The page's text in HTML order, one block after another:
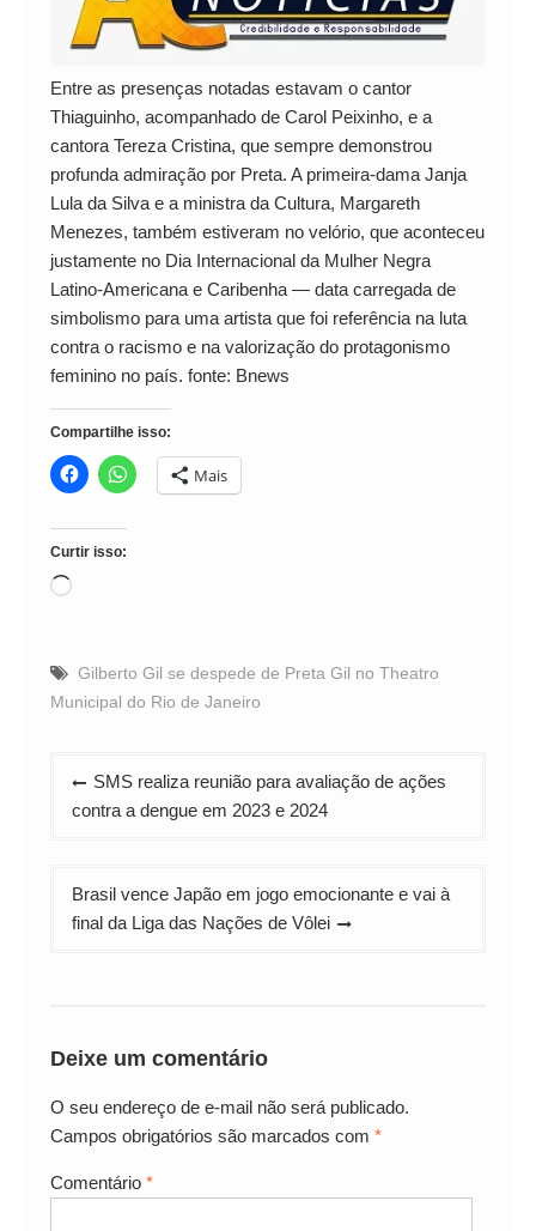
Entre as presenças notadas estavam o cantor
Thiaguinho, acompanhado de Carol Peixinho, e a
cantora Tereza Cristina, que sempre demonstrou
profunda admiração por Preta. A primeira-dama Janja
Lula da Silva e a ministra da Cultura, Margareth
Menezes, também estiveram no velório, que aconteceu
justamente no Dia Internacional da Mulher Negra
Latino-Americana e Caribenha — data carregada de
simbolismo para uma artista que foi referência na luta
contra o racismo e na valorização do protagonismo
feminino no país. fonte: Bnews
Compartilhe isso:
Mais
Curtir isso:
Carregando...
Gilberto Gil se despede de Preta Gil no Theatro
Municipal do Rio de Janeiro
Navegação
de
SMS realiza reunião para avaliação de ações
contra a dengue em 2023 e 2024
Brasil vence Japão em jogo emocionante e vai à
final da Liga das Nações de Vôlei
Deixe um comentário
O seu endereço de e-mail não será publicado.
Campos obrigatórios são marcados com *
Comentário *